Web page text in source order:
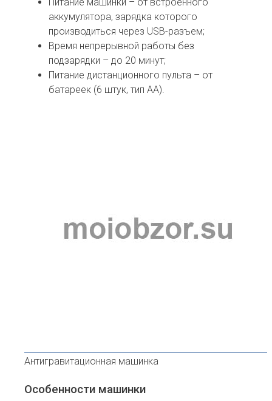
аккумулятора, зарядка которого
производиться через USB-разъем;
Время непрерывной работы без
подзарядки – до 20 минут;
Питание дистанционного пульта – от
батареек (6 штук, тип АА).
Антигравитационная машинка
Особенности машинки